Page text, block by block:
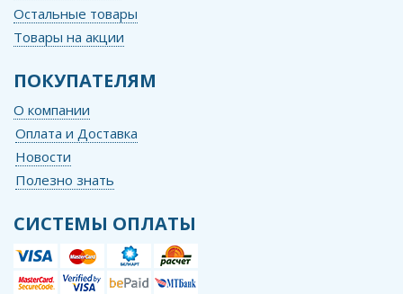
Остальные товары
Товары на акции
ПОКУПАТЕЛЯМ
О компании
Оплата и Доставка
Новости
Полезно знать
СИСТЕМЫ ОПЛАТЫ